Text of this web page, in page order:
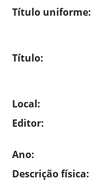
Título uniforme:
Título:
Local:
Editor:
Ano:
Descrição física: